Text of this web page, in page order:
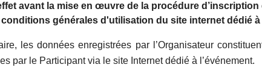
avant la mise en œuvre de la procédure d’inscription
générales d'utilisation du site internet dédié à
les données enregistrées par l’Organisateur
par le Participant via le site Internet dédié à l’événement.